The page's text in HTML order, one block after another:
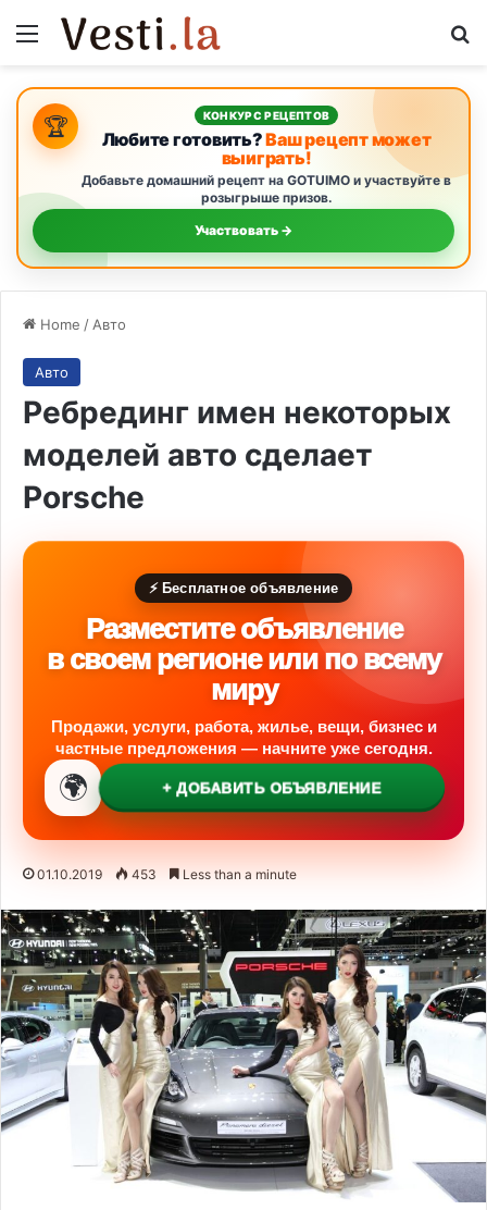
Menu
🏆 КОНКУРС РЕЦЕПТОВ
Любите готовить?Ваш рецепт может
выиграть!
Добавьте домашний рецепт на GOTUIMO и участвуйте в
розыгрыше призов.
Участвовать →
Home / Авто
Авто
Ребрединг имен некоторых
моделей авто сделает
Porsche
⚡ Бесплатное объявление
Разместите объявление
в своем регионе или по всему
миру
Продажи, услуги, работа, жилье, вещи, бизнес и
частные предложения — начните уже сегодня.
🌍 + ДОБАВИТЬ ОБЪЯВЛЕНИЕ
01.10.2019 453 Less than a minute